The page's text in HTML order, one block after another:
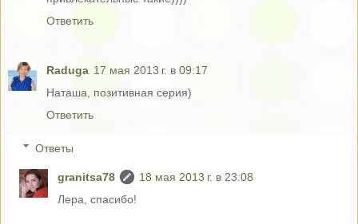
Ответить
Raduga 17 мая 2013 г. в 09:17
Наташа, позитивная серия)
Ответить
Ответы
granitsa78
18 мая 2013 г. в 23:08
Лера, спасибо!